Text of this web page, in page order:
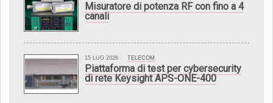
Misuratore di potenza RF con fino a 4
canali
15 LUG 2026 TELECOM
Piattaforma di test per cybersecurity
di rete Keysight APS-ONE-400